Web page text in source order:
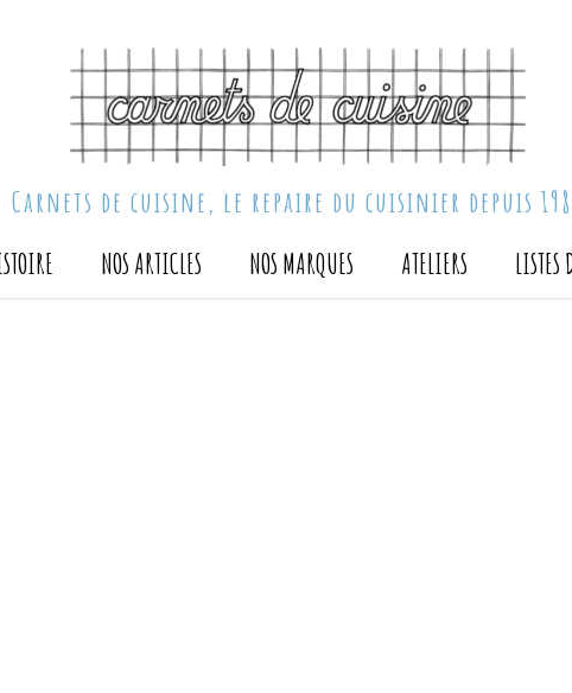
Carnets de cuisine, le repaire du cuisinier depuis
NOS ARTICLES NOS MARQUES ATELIERS